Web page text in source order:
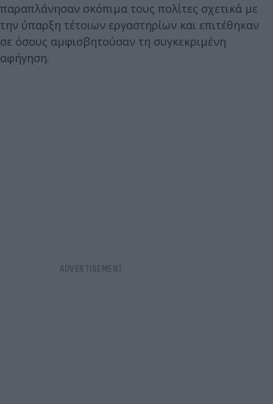
παραπλάνησαν σκόπιμα τους πολίτες σχετικά με
την ύπαρξη τέτοιων εργαστηρίων και επιτέθηκαν
σε όσους αμφισβητούσαν τη συγκεκριμένη
αφήγηση.